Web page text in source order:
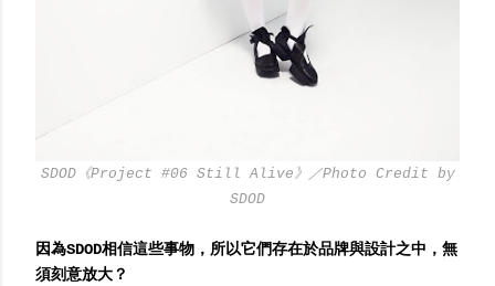
SDOD《Project #06 Still Alive》／Photo Credit by
SDOD
因為SDOD相信這些事物，所以它們存在於品牌與設計之中，無
須刻意放大？